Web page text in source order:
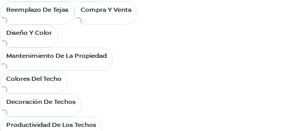
Reemplazo De Tejas
Reemplazo De Tejas Compra Y Venta
Compra Y Venta
Diseño Y Color
Diseño Y Color
Mantenimiento De La Propiedad
Mantenimiento De La Propiedad
Colores Del Techo
Colores Del Techo
Decoración De Techos
Decoración De Techos
Productividad De Los Techos
Productividad De Los Techos